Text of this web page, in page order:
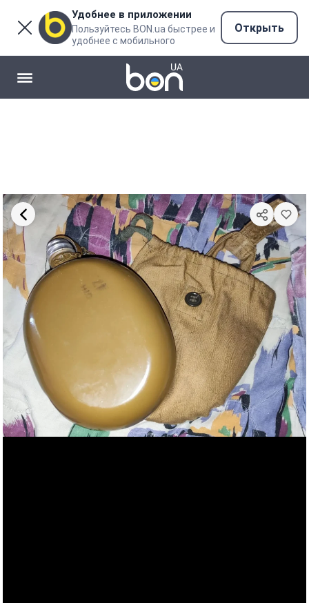
Удобнее в приложении
Пользуйтесь BON.ua быстрее и
удобнее с мобильного
Открыть